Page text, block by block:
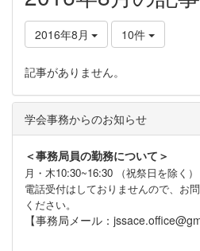
2016年8月 10件
記事がありません。
学会事務からのお知らせ
＜事務局員の勤務について＞
月・木10:30~16:30 （祝祭日を除く）
電話受付はしておりませんので、お
ください。
【事務局メール：